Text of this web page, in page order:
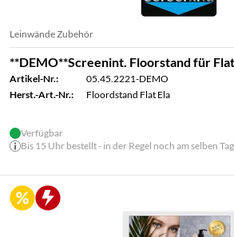
Leinwände Zubehör
**DEMO**Screenint. Floorstand für
Artikel-Nr.:
05.45.2221-DEMO
Herst.-Art.-Nr.:
Floordstand Flat Ela
Verfügbar
Bis 15 Uhr bestellt - in der Regel noch am selben